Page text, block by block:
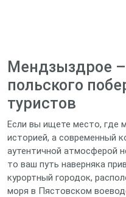
Мендзыздрое
польского
туристов
Если вы ищете место, где
историей, а современный
аутентичной атмосферой
то ваш путь наверняка
курортный городок,
моря в Пястовском